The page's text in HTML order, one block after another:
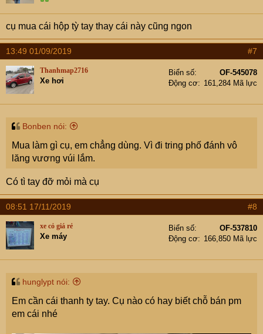
cụ mua cái hộp tỳ tay thay cái này cũng ngon
13:49 01/09/2019 #7
Thanhmap2716
Xe hơi
Biển số
OF-545078
Động cơ
161,284 Mã lực
Bonben nói:
Mua làm gì cụ, em chẳng dùng. Vì đi tring phố đánh vô
lăng vương vúi lắm.
Có tì tay đỡ mỏi mà cụ
08:51 17/11/2019 #8
xe cỏ giá rẻ
Xe máy
Biển số
OF-537810
Động cơ
166,850 Mã lực
hunglypt nói:
Em cần cái thanh ty tay. Cụ nào có hay biết chỗ bán pm
em cái nhé